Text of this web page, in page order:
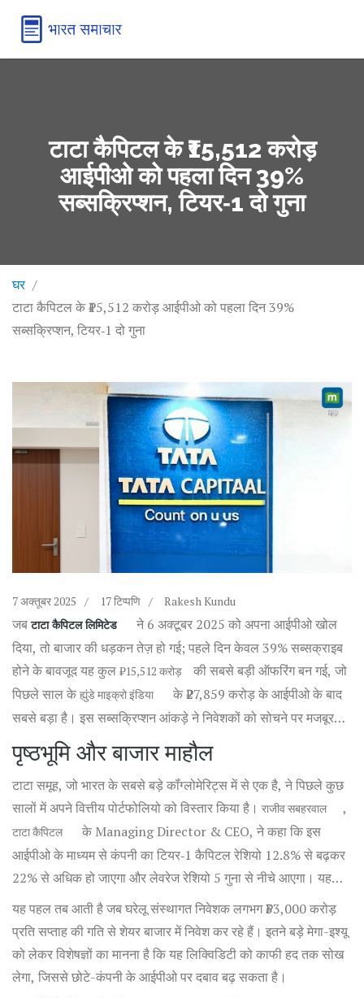
टाटा कैपिटल के ₹15,512 करोड़
आईपीओ को पहला दिन 39%
सब्सक्रिप्शन, टियर‑1 दो गुना
घर
टाटा कैपिटल के ₹15,512 करोड़ आईपीओ को पहला दिन 39%
सब्सक्रिप्शन, टियर‑1 दो गुना
7 अक्तूबर 2025 17 टिप्पणि Rakesh Kundu
जबटाटा कैपिटल लिमिटेड
ने 6 अक्टूबर 2025 को अपना आईपीओ खोल
दिया, तो बाजार की धड़कन तेज़ हो गई; पहले दिन केवल 39% सब्सक्राइब
होने के बावजूद यह कुल ₹15,512 करोड़
की सबसे बड़ी ऑफरिंग बन गई, जो
पिछले साल के ह्युंडे माइक्रो इंडिया
के ₹27,859 करोड़ के आईपीओ के बाद
सबसे बड़ा है। इस सब्सक्रिप्शन आंकड़े ने निवेशकों को सोचने पर मजबूर
कर दिया कि टाटा ग्रुप की वित्तीय शाखा इस बार किस दिशा में कदम रख रही
है।
पृष्ठभूमि और बाजार माहौल
टाटा समूह, जो भारत के सबसे बड़े कॉंग्लोमेरिट्स में से एक है, ने पिछले कुछ
सालों में अपने वित्तीय पोर्टफोलियो को विस्तार किया है। राजीव सबहरवाल ,
टाटा कैपिटल
के Managing Director & CEO, ने कहा कि इस
आईपीओ के माध्यम से कंपनी का टियर‑1 कैपिटल रेशियो 12.8% से बढ़कर
22% से अधिक हो जाएगा और लेवरेज रेशियो 5 गुना से नीचे आएगा। यह
लक्ष्य हासिल करने के लिए जुटाए गए फंड को किफायती गृह वित्त, माइक्रो
होम लोन, उपकरण वित्त और लीजिंग जैसी उच्च मार्जिन वाले प्रोडक्ट्स में
लगाया जाएगा।
यह पहल तब आती है जब घरेलू संस्थागत निवेशक लगभग ₹33,000 करोड़
प्रति सप्ताह की गति से शेयर बाजार में निवेश कर रहे हैं। इतने बड़े मेगा-इश्यू
को लेकर विशेषज्ञों का मानना है कि यह लिक्विडिटी को काफी हद तक सोख
लेगा, जिससे छोटे-कंपनी के आईपीओ पर दबाव बढ़ सकता है।